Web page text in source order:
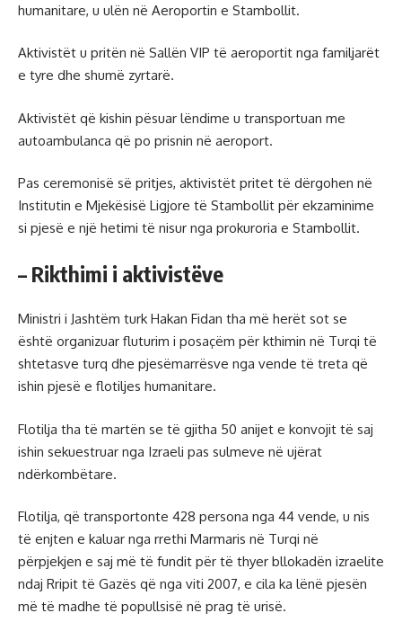
humanitare, u ulën në Aeroportin e Stambollit.
Aktivistët u pritën në Sallën VIP të aeroportit nga familjarët
e tyre dhe shumë zyrtarë.
Aktivistët që kishin pësuar lëndime u transportuan me
autoambulanca që po prisnin në aeroport.
Pas ceremonisë së pritjes, aktivistët pritet të dërgohen në
Institutin e Mjekësisë Ligjore të Stambollit për ekzaminime
si pjesë e një hetimi të nisur nga prokuroria e Stambollit.
– Rikthimi i aktivistëve
Ministri i Jashtëm turk Hakan Fidan tha më herët sot se
është organizuar fluturim i posaçëm për kthimin në Turqi të
shtetasve turq dhe pjesëmarrësve nga vende të treta që
ishin pjesë e flotiljes humanitare.
Flotilja tha të martën se të gjitha 50 anijet e konvojit të saj
ishin sekuestruar nga Izraeli pas sulmeve në ujërat
ndërkombëtare.
Flotilja, që transportonte 428 persona nga 44 vende, u nis
të enjten e kaluar nga rrethi Marmaris në Turqi në
përpjekjen e saj më të fundit për të thyer bllokadën izraelite
ndaj Rripit të Gazës që nga viti 2007, e cila ka lënë pjesën
më të madhe të popullsisë në prag të urisë.